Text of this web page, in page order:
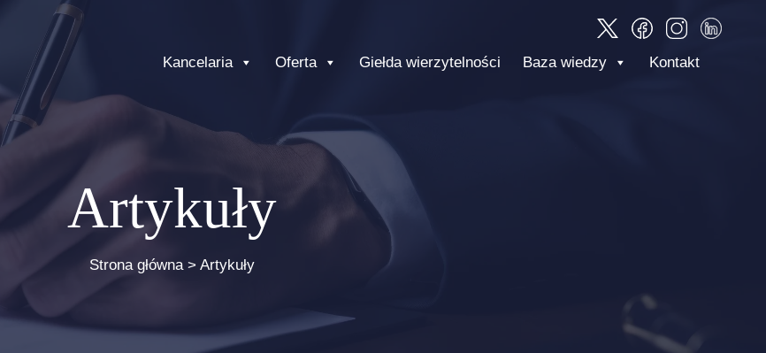
Kancelaria Oferta Giełda wierzytelności Baza wiedzy Kontakt
Artykuły
Strona główna> Artykuły